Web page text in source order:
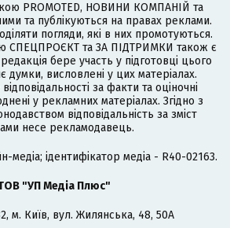
PROMOTED, НОВИНИ КОМПАНІЙ та
та публікуються на правах реклами.
погляди, які в них промотуються.
СПЕЦПРОЄКТ та ЗА ПІДТРИМКИ також є
бере участь у підготовці цього
думки, висловлені у цих матеріалах.
за факти та оціночні
у рекламних матеріалах. Згідно з
відповідальність за зміст
несе рекламодавець.
медіа; ідентифікатор медіа - R40-02163.
"УП Медіа Плюс"
м. Київ, вул. Жилянська, 48, 50А